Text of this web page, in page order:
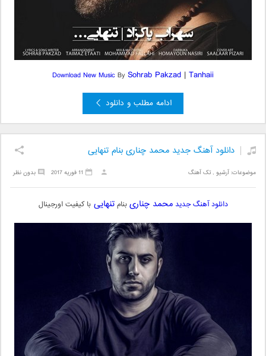
Download New MusicBySohrab Pakzad | Tanhaii
ادامه مطلب و دانلود
دانلود آهنگ جدید محمد چناری بنام تنهایی
موضوعات:آرشیو ,تک آهنگ بدون نظر 11 فوریه 2017
دانلود آهنگ جدید محمد چناریبنامتنهاییبا کیفیت اورجینال